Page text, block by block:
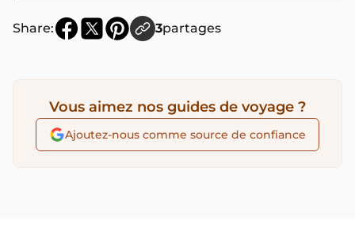
Share: 3partages
Vous aimez nos guides de voyage ?
Ajoutez-nous comme source de confiance